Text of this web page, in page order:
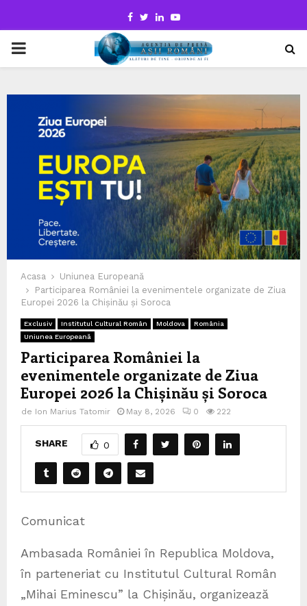
Facebook
TwitterLinkedinYoutube
PRIMARY
Acasa
Uniunea Europeană
Participarea României la evenimentele organizate de Ziua
Europei 2026 la Chișinău și Soroca
Exclusiv Institutul Cultural Român Moldova
România
Uniunea Europeană
Participarea României la
evenimentele organizate de Ziua
Europei 2026 la Chișinău și Soroca
de Ion Marius Tatomir May 8, 2026 0 222
SHARE 0
Comunicat
Ambasada României în Republica Moldova,
în parteneriat cu Institutul Cultural Român
„Mihai Eminescu” la Chișinău, organizează